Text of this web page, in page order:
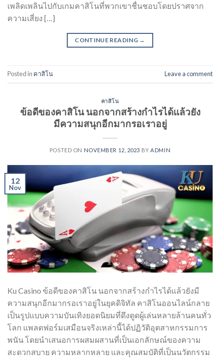
เพลิดเพลินไปกับเกมคาสิโนที่พวกเขาชื่นชอบโดยปราศจาก
ความเสี่ยง […]
CONTINUE READING →
Posted in คาสิโน Leave a comment
คาสิโน
ข้อดีของคาสิโน นอกจากสร้างกำไรได้แล้วยัง
มีความสนุกอีกมากรอเราอยู่
POSTED ON NOVEMBER 12, 2023 BYADMIN
12
Nov
Ku Casino ข้อดีของคาสิโน นอกจากสร้างกำไรได้แล้วยังมี
ความสนุกอีกมากรอเราอยู่ในยุคดิจิทัล คาสิโนออนไลน์กลาย
เป็นรูปแบบความบันเทิงยอดนิยมที่ดึงดูดผู้เล่นหลายล้านคนทั่ว
โลก แพลตฟอร์มเสมือนจริงเหล่านี้ได้ปฏิวัติอุตสาหกรรมการ
พนัน โดยนำเสนอการผสมผสานที่เป็นเอกลักษณ์ของความ
สะดวกสบาย ความหลากหลาย และคุณสมบัติที่เป็นนวัตกรรม